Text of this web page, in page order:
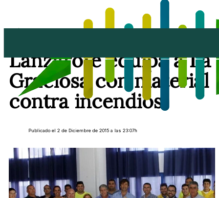
Lanzarote equipa a La
Graciosa con material
contra incendios
Publicado el 2 de Diciembre de 2015 a las 23:07h